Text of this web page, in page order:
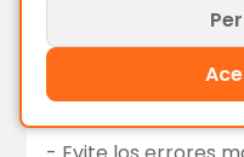
-
UiPath vs.
Retos del Process